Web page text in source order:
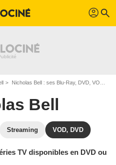
profil search
Nicholas Bell : ses Blu-Ray, DVD, VOD, SVOD
Bell
Streaming VOD, DVD
TV disponibles en DVD ou